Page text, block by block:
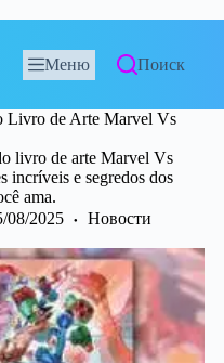
Меню Поиск
Livro de Arte Marvel Vs
livro de arte Marvel Vs
incríveis e segredos dos
ama.
08/2025 Новости